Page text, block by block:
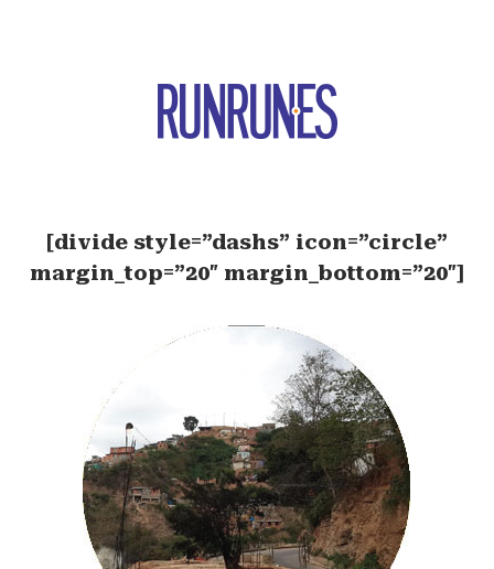
[divide style=”dashs” icon=”circle”
margin_top=”20″ margin_bottom=”20″]